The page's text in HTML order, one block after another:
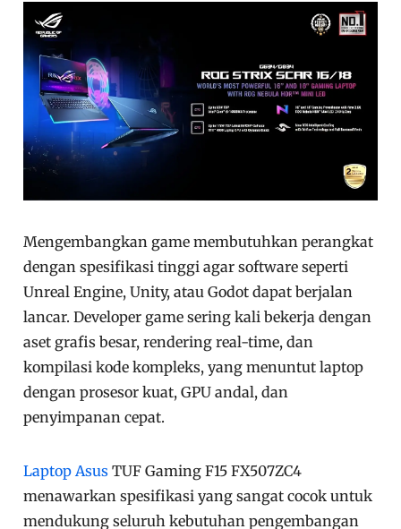
Mengembangkan game membutuhkan perangkat
dengan spesifikasi tinggi agar software seperti
Unreal Engine, Unity, atau Godot dapat berjalan
lancar. Developer game sering kali bekerja dengan
aset grafis besar, rendering real-time, dan
kompilasi kode kompleks, yang menuntut laptop
dengan prosesor kuat, GPU andal, dan
penyimpanan cepat.
Laptop Asus TUF Gaming F15 FX507ZC4
menawarkan spesifikasi yang sangat cocok untuk
mendukung seluruh kebutuhan pengembangan